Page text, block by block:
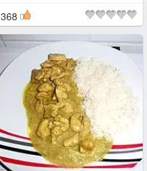
368